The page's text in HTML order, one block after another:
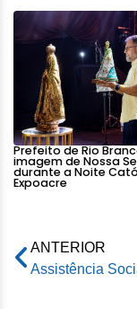
Prefeito de Rio
imagem de Nossa
durante a Noite
Expoacre
ANTERIOR